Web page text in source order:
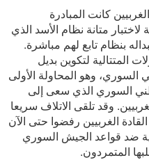
كانت المبادرة
متانة نظام الأسد الذي
بنظام تابع لهم مباشرة.
المتتالية لتكوين بديل
وهو المحاولة الأولى
السوري الذي سعى إلى
وقد تلقى الاتلاف سريعا
الغربيين رفضوا حتى الآن
ضد قواعد الجيش السوري
المتمردون.